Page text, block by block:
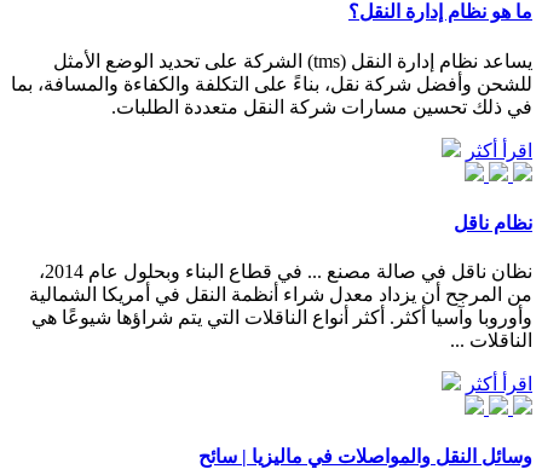
ما هو نظام إدارة النقل؟
يساعد نظام إدارة النقل (tms) الشركة على تحديد الوضع الأمثل
للشحن وأفضل شركة نقل، بناءً على التكلفة والكفاءة والمسافة، بما
في ذلك تحسين مسارات شركة النقل متعددة الطلبات.
اقرأ أكثر
نظام ناقل
نظان ناقل في صالة مصنع ... في قطاع البناء وبحلول عام 2014،
من المرجح أن يزداد معدل شراء أنظمة النقل في أمريكا الشمالية
وأوروبا وآسيا أكثر. أكثر أنواع الناقلات التي يتم شراؤها شيوعًا هي
الناقلات ...
اقرأ أكثر
وسائل النقل والمواصلات في ماليزيا | سائح